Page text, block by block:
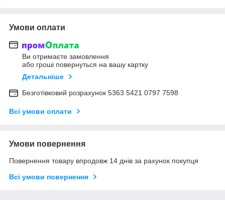
Умови оплати
Ви отримаєте замовлення
або гроші повернуться на вашу картку
Детальніше
Безготівковий розрахунок 5363 5421 0797 7598
Всі умови оплати
Умови повернення
Повернення товару впродовж 14 днів за рахунок покупця
Всі умови повернення